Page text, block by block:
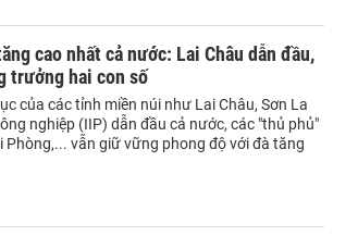
cao nhất cả nước: Lai Châu dẫn đầu,
trưởng hai con số
của các tỉnh miền núi như Lai Châu, Sơn La
nghiệp (IIP) dẫn đầu cả nước, các "thủ phủ"
Phòng,... vẫn giữ vững phong độ với đà tăng